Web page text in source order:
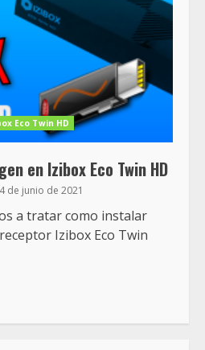
Eco Twin HD
en Izibox Eco Twin HD
4 de junio de 2021
a tratar como instalar
Izibox Eco Twin